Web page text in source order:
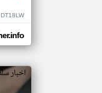
DT18LW
اخبار